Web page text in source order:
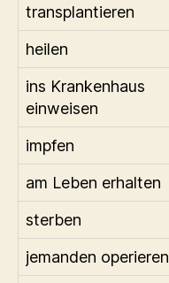
transplantieren
heilen
ins Krankenhaus
einweisen
impfen
am Leben erhalten
sterben
jemanden operieren